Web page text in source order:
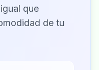
que
de tu